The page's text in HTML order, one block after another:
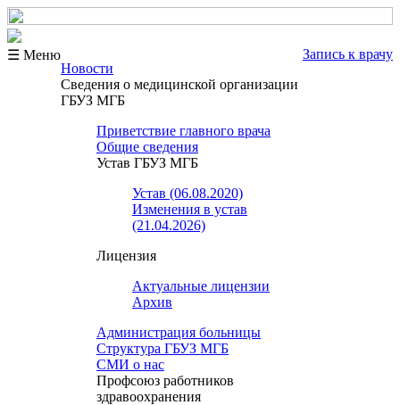
☰ Меню
Запись к врачу
Новости
Сведения о медицинской организации
ГБУЗ МГБ
Приветствие главного врача
Общие сведения
Устав ГБУЗ МГБ
Устав (06.08.2020)
Изменения в устав
(21.04.2026)
Лицензия
Актуальные лицензии
Архив
Администрация больницы
Структура ГБУЗ МГБ
СМИ о нас
Профсоюз работников
здравоохранения